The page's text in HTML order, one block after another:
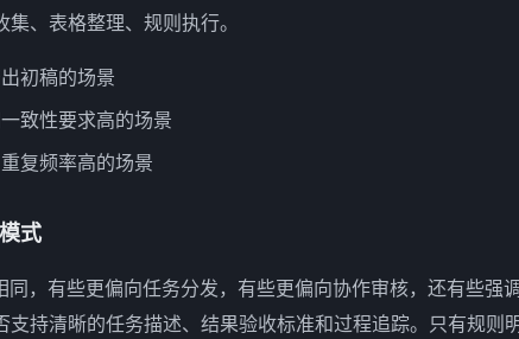
、表格整理、规则执行。
初稿的场景
致性要求高的场景
复频率高的场景
式
同，有些更偏向任务分发，有些更偏向协作审核，还有些强
支持清晰的任务描述、结果验收标准和过程追踪。只有规则